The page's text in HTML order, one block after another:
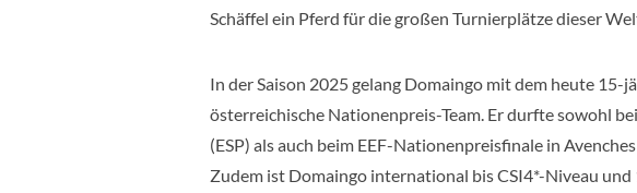
Schäffel ein Pferd für die großen Turnierplätze dieser
In der Saison 2025 gelang Domaingo mit dem heute 15-
österreichische Nationenpreis-Team. Er durfte sowohl
(ESP) als auch beim EEF-Nationenpreisfinale in
Zudem ist Domaingo international bis CSI4*-Niveau